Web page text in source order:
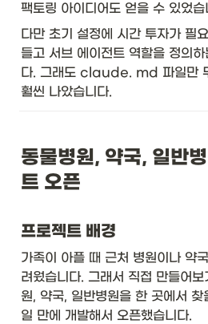
팩토링 아이디어도 얻을 수 있었습
다만 초기 설정에 시간 투자가 필
들고 서브 에이전트 역할을 정의
다. 그래도 claude. md 파일만
훨씬 나았습니다.
동물병원, 약국, 일반
트 오픈
프로젝트 배경
가족이 아플 때 근처 병원이나 약
려웠습니다. 그래서 직접 만들어
원, 약국, 일반병원을 한 곳에서
일 만에 개발해서 오픈했습니다.